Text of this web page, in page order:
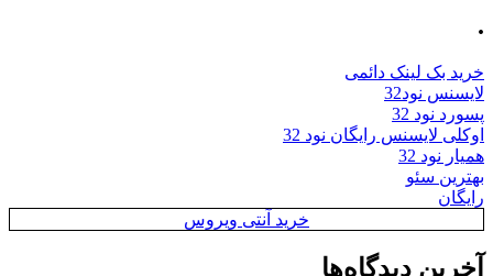
.
خرید بک لینک دائمی
لایسنس نود32
پسورد نود 32
اوکلی لایسنس رایگان نود 32
همیار نود 32
بهترین سئو
رایگان
خرید آنتی ویروس
آخرین دیدگاه‌ها